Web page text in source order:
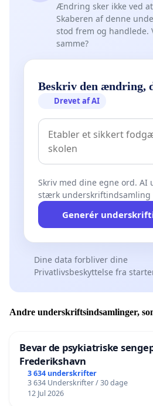
Ændring sker ikke ved
Skaberen af denne
stod frem og handlede.
samme?
Beskriv den ændring,
Drevet af AI
Skriv med dine egne ord. AI
stærk underskriftindsamling
Generér
Dine data forbliver dine
Privatlivsbeskyttelse fra
Andre underskriftsindsamlinger,
Bevar de psykiatriske
Frederikshavn
3 634 underskrifter
3 634 Underskrifter / 30 dage
12 Jul 2026